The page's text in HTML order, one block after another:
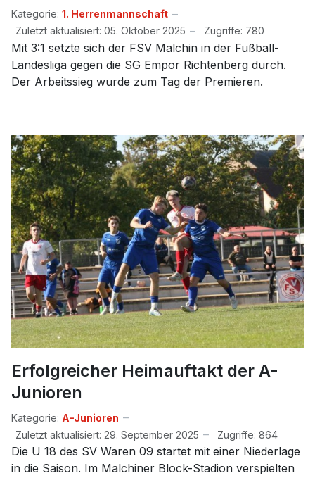
Kategorie: 1. Herrenmannschaft
Zuletzt aktualisiert: 05. Oktober 2025
Zugriffe: 780
Mit 3:1 setzte sich der FSV Malchin in der Fußball-
Landesliga gegen die SG Empor Richtenberg durch.
Der Arbeitssieg wurde zum Tag der Premieren.
Erfolgreicher Heimauftakt der A-
Junioren
Kategorie: A-Junioren
Zuletzt aktualisiert: 29. September 2025
Zugriffe: 864
Die U 18 des SV Waren 09 startet mit einer Niederlage
in die Saison. Im Malchiner Block-Stadion verspielten